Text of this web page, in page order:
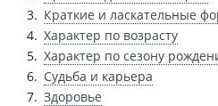
Краткие и ласкательные
Характер по возрасту
Характер по сезону
Судьба и карьера
Здоровье